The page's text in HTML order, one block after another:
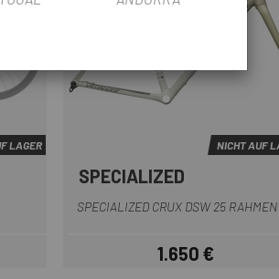
LAGER
Orange
NICHT AUF
SPECIALIZED
SPECIALIZED CRUX DSW 25 RAHMEN
Preis
1.650 €